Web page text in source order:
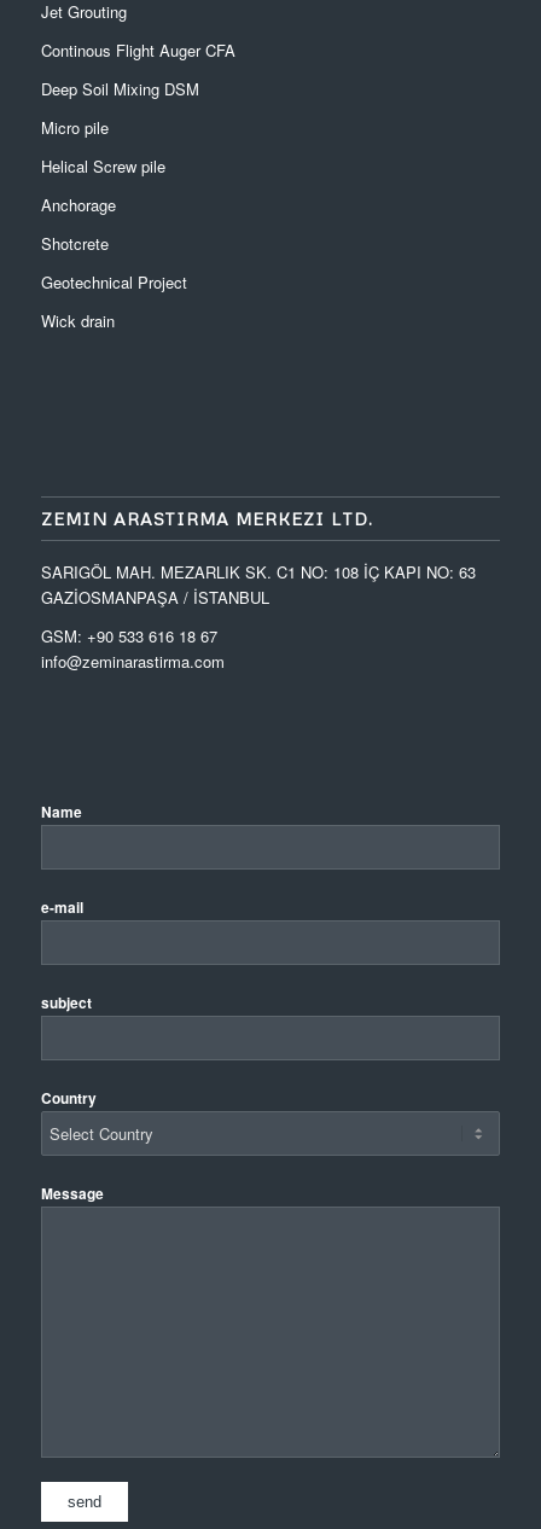
Jet Grouting
Continous Flight Auger CFA
Deep Soil Mixing DSM
Micro pile
Helical Screw pile
Anchorage
Shotcrete
Geotechnical Project
Wick drain
ZEMIN ARASTIRMA MERKEZI LTD.
SARIGÖL MAH. MEZARLIK SK. C1 NO: 108 İÇ KAPI NO: 63
GAZİOSMANPAŞA / İSTANBUL
GSM: +90 533 616 18 67
info@zeminarastirma.com
Name
e-mail
subject
Country
Message